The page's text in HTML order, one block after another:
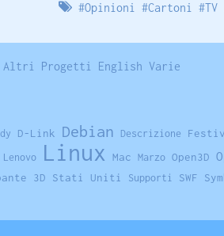
#Opinioni #Cartoni #TV
Altri Progetti English Varie
D-Link Debian Descrizione
Lenovo Linux Mac Marzo Open3D
3D Stati Uniti Supporti SWF